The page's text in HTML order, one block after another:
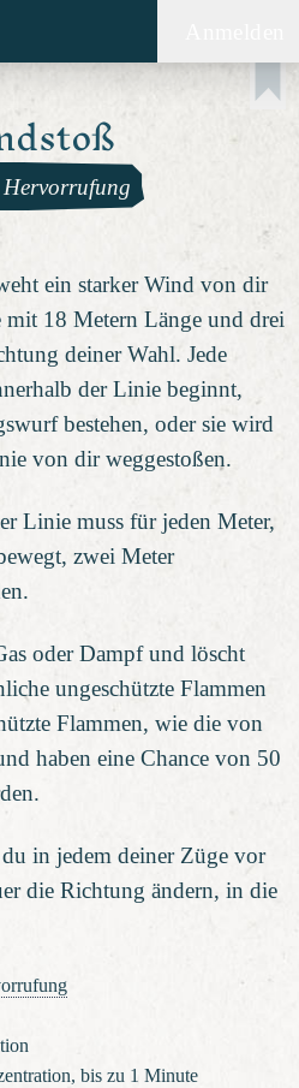
ein starker Wind von dir
18 Metern Länge und drei
deiner Wahl. Jede
der Linie beginnt,
bestehen, oder sie wird
von dir weggestoßen.
Linie muss für jeden Meter,
zwei Meter
oder Dampf und löscht
ungeschützte Flammen
Flammen, wie die von
haben eine Chance von 50
in jedem deiner Züge vor
die Richtung ändern, in die
bis zu 1 Minute